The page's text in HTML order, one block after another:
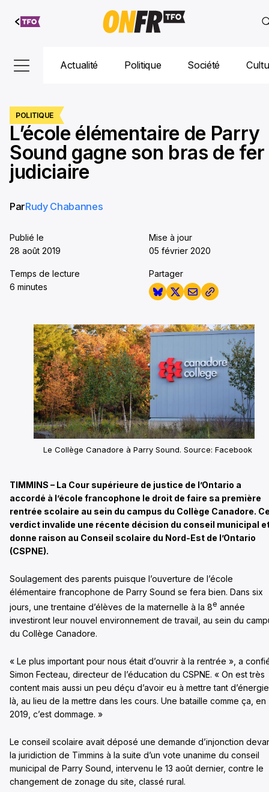
Aller au
contenu
Actualité Politique Société
POLITIQUE
L’école élémentaire de Parry
Sound gagne son bras de fer
judiciaire
ParRudy Chabannes
Publié le
28 août 2019
Mise à jour
05 février 2020
Temps de lecture
6 minutes
Partager
Le Collège Canadore à Parry Sound. Source: Facebook
TIMMINS – La Cour supérieure de justice de l’Ontario a
accordé à l’école francophone le droit de faire sa première
rentrée scolaire au sein du campus du Collège Canadore.
verdict invalide une récente décision du conseil municipal
donne raison au Conseil scolaire du Nord-Est de l’Ontario
(CSPNE).
Soulagement des parents puisque l’ouverture de l’école
élémentaire francophone de Parry Sound se fera bien. Dans six
jours, une trentaine d’élèves de la maternelle à la 8e année
investiront leur nouvel environnement de travail, au sein du
du Collège Canadore.
« Le plus important pour nous était d’ouvrir à la rentrée », a
Simon Fecteau, directeur de l’éducation du CSPNE. « On est très
content mais aussi un peu déçu d’avoir eu à mettre tant d’énergie
là, au lieu de la mettre dans les cours. Une bataille comme ça, en
2019, c’est dommage. »
Le conseil scolaire avait déposé une demande d’injonction
la juridiction de Timmins à la suite d’un vote unanime du conseil
municipal de Parry Sound, intervenu le 13 août dernier, contre le
changement de zonage du site, classé rural.